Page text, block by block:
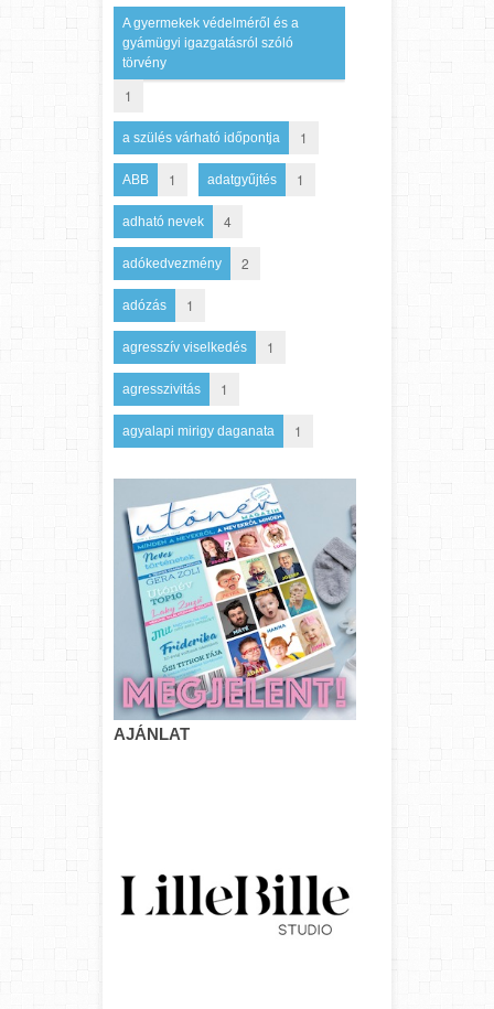
A gyermekek védelméről és a
gyámügyi igazgatásról szóló
törvény
1
a szülés várható időpontja 1
ABB 1 adatgyűjtés 1
adható nevek 4
adókedvezmény 2
adózás 1
agresszív viselkedés 1
agresszivitás 1
agyalapi mirigy daganata 1
AJÁNLAT